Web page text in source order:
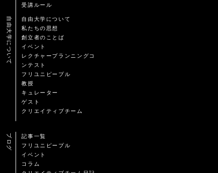
受講ルール
自由大学について
自由大学について
私たちの思想
創立者のことば
イベント
レクチャープランニングコ
ンテスト
フリユニピープル
教授
キュレーター
ゲスト
クリエイティブチーム
ブログ
記事一覧
フリユニピープル
イベント
コラム